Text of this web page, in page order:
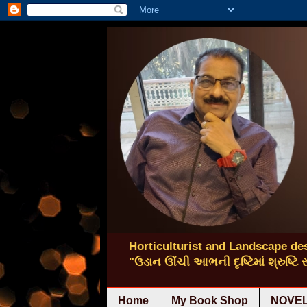
Horticulturist and Landscape
"ઉડાન ઊંચી આભની દૃષ્ટિમાં શ્રુષ્ટિ
Home My Book Shop